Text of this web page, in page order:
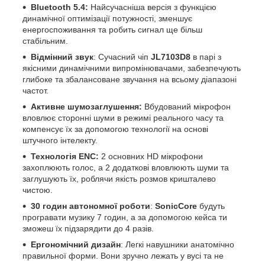
Bluetooth 5.4: Найсучасніша версія з функцією
динамічної оптимізації потужності, зменшує
енергоспоживання та робить сигнал ще більш
стабільним.
Відмінний звук: Сучасний чіп JL7103D8 в парі з
якісними динамічними випромінювачами, забезпечують
глибоке та збалансоване звучання на всьому діапазоні
частот.
Активне шумозаглушення: Вбудований мікрофон
вловлює сторонні шуми в режимі реального часу та
компенсує їх за допомогою технології на основі
штучного інтелекту.
Технологія ENС: 2 основних HD мікрофони
захоплюють голос, а 2 додаткові вловлюють шуми та
заглушують їх, роблячи якість розмов кришталево
чистою.
30 годин автономної роботи: SonicCore будуть
програвати музику 7 годин, а за допомогою кейса ти
зможеш їх підзарядити до 4 разів.
Ергономічний дизайн: Легкі навушники анатомічно
правильної форми. Вони зручно лежать у вусі та не